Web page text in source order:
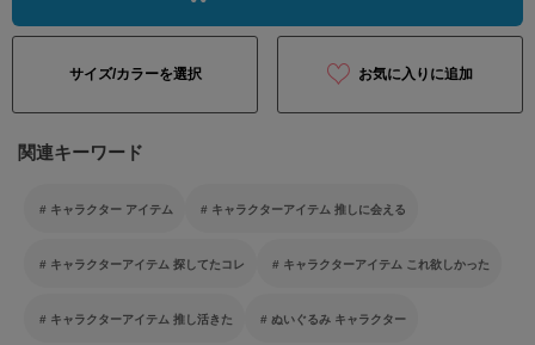
サイズ/カラーを選択 お気に入りに追加
関連キーワード
キャラクター アイテム キャラクターアイテム 推しに会える
キャラクターアイテム 探してたコレ キャラクターアイテム これ欲しかった
キャラクターアイテム 推し活きた ぬいぐるみ キャラクター